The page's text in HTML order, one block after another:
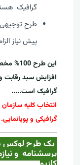
گرافیک
طرح
پیش نیاز
این
افزایش سبد رقابت
گرافیک است.....
انتخاب کلیه
گرافیکی و پویانمایی.
پرسشنامه و